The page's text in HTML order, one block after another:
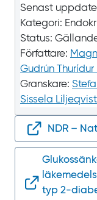
Senast
Kategori:
Status:
Författare:
Gudrún
Granskare:
Sissela Liljeqvist
NDR –
typ 2‍-‍